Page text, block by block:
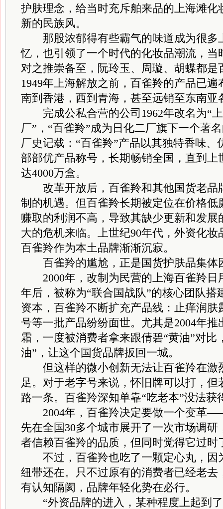
护肤理念，给当时充斥舶来品的上海滩化
新的民族风。
那股浓郁得有些霸气的味道成为很多
忆，也引领了一个时代的化妆品潮流，当
对之推崇备至，阮玲玉、周璇、胡蝶都是
1949年上海解放之前，百雀羚的产品已
南到香港，西到青海，甚至远销至东南亚
完成公私合营的公司1962年改名为“
厂”，“百雀羚”成为日化二厂旗下一个著
厂史记载：“百雀羚”产品以其独特香味、
部部优产品称号，长期畅销全国，直到上
达4000万盒。
改革开放后，百雀羚和其他国货老品
制的机遇。但百雀羚长期被定位在价格低
赚取的利润不高，导致其缺少更新和发展
大的危机来临。上世纪90年代，外资化
百雀羚作为本土品牌渐渐沉寂。
百雀羚的尴尬，正是国货护肤品集体
2000年，改制为民营的上海百雀羚日
年后，被称为“联合国战队”的核心团队搭
资本，百雀羚不断扩充产品线：止痒润肤
号等一批产品纷纷面世。尤其是2004年
霜，一度被消费者拿来跟倩碧“黄油”对比
油”，让这个国货品牌扳回一城。
但这样的微小创新无法让百雀羚在激
足。对于老字号来说，怀旧牌可以打，
路一条。百雀羚深知单靠“吃老本”没法获
2004年，百雀羚决定要做一个变革
先在全国30多个城市展开了一次市场调
者信赖百雀羚的品质，但同时觉得它过时
不过，百雀羚也吃了一颗定心丸，因
纽带还在。只不过原有的消费者已经老去
有认知隔阂，品牌年轻化势在必行。
“外资品牌的进入，某种程度上起到了